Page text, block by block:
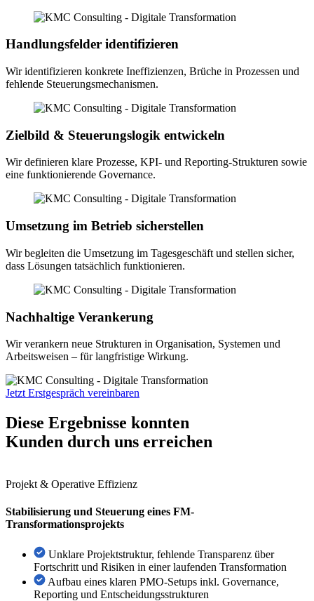
Handlungsfelder identifizieren
Wir identifizieren konkrete Ineffizienzen, Brüche in Prozessen und
fehlende Steuerungsmechanismen.
Zielbild & Steuerungslogik entwickeln
Wir definieren klare Prozesse, KPI- und Reporting-Strukturen sowie
eine funktionierende Governance.
Umsetzung im Betrieb sicherstellen
Wir begleiten die Umsetzung im Tagesgeschäft und stellen sicher,
dass Lösungen tatsächlich funktionieren.
Nachhaltige Verankerung
Wir verankern neue Strukturen in Organisation, Systemen und
Arbeitsweisen – für langfristige Wirkung.
Jetzt Erstgespräch vereinbaren
Diese Ergebnisse konnten
Kunden durch uns erreichen
Projekt & Operative Effizienz
Stabilisierung und Steuerung eines FM-
Transformationsprojekts
Unklare Projektstruktur, fehlende Transparenz über
Fortschritt und Risiken in einer laufenden Transformation
Aufbau eines klaren PMO-Setups inkl. Governance,
Reporting und Entscheidungsstrukturen